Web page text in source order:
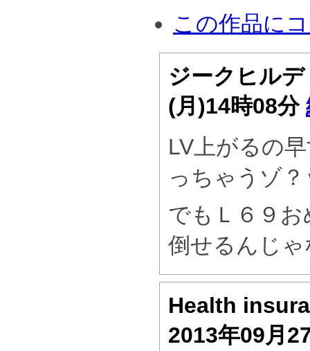
この作品に
ジークヒルデ
(月)14時08分
LV上がるの
っちゃうゾ？
でもＬ６９
倒せるんじ
Health
2013年09月